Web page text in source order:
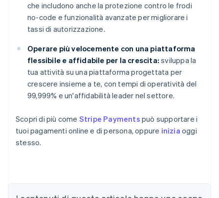
che includono anche la protezione contro le frodi
no-code e funzionalità avanzate per migliorare i
tassi di autorizzazione.
Operare più velocemente con una piattaforma
flessibile e affidabile per la crescita: sviluppa la
tua attività su una piattaforma progettata per
crescere insieme a te, con tempi di operatività del
99,999% e un'affidabilità leader nel settore.
Scopri di più come Stripe Payments può supportare i
tuoi pagamenti online e di persona, oppure inizia oggi
stesso.